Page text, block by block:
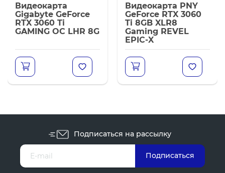
Видеокарта
Gigabyte GeForce
RTX 3060 Ti
GAMING OC LHR 8G
Видеокарта PNY
GeForce RTX 3060
Ti 8GB XLR8
Gaming REVEL
EPIC-X
Подписаться на рассылку